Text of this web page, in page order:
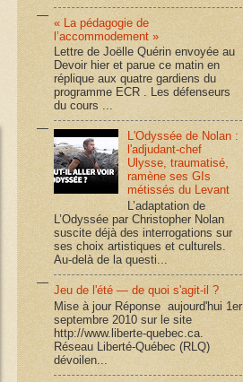
« La pédagogie de
l’accommodement »
Lettre de Joëlle Quérin envoyée au
Devoir hier et parue ce matin en
réplique aux quatre gardiens du
programme ECR . Les défenseurs
du cours ...
L'Odyssée de Nolan :
l'adjudant-chef
Ulysse, traumatisé,
ramène ses GIs
métissés du Levant
L’adaptation de
L’Odyssée par Christopher Nolan
suscite déjà des interrogations sur
ses choix artistiques et culturels.
Au-delà de la questi...
Jeu de l'été — de quoi s'agit-il ?
Mise à jour Réponse aujourd'hui 1er
septembre 2010 sur le site
http://www.liberte-quebec.ca.
Réseau Liberté-Québec (RLQ)
dévoilen...